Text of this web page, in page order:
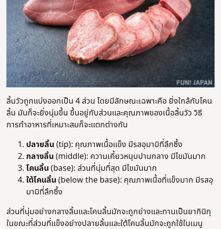
ลิ้นวัวถูกแบ่งออกเป็น 4 ส่วน โดยมีลักษณะเฉพาะคือ ยิ่งใกล้กับโคน
ลิ้น มันก็จะยิ่งนุ่มขึ้น ขึ้นอยู่กับส่วนและคุณภาพของเนื้อลิ้นวัว วิธี
การทำอาหารที่เหมาะสมก็จะแตกต่างกัน
ปลายลิ้น (tip): คุณภาพเนื้อแข็ง มีรสอุมามิที่ลึกซึ้ง
กลางลิ้น (middle): ความเคี้ยวหนุบปานกลาง มีไขมันมาก
โคนลิ้น (base): ส่วนที่นุ่มที่สุด มีไขมันมาก
ใต้โคนลิ้น (below the base): คุณภาพเนื้อที่แข็งมาก มีรสอุ
มามิที่ลึกซึ้ง
ส่วนที่นุ่มอย่างกลางลิ้นและโคนลิ้นมักจะถูกย่างและทานเป็นยากินิกุ
ในขณะที่ส่วนที่แข็งอย่างปลายลิ้นและใต้โคนลิ้นมักจะถูกใช้ในเมนู